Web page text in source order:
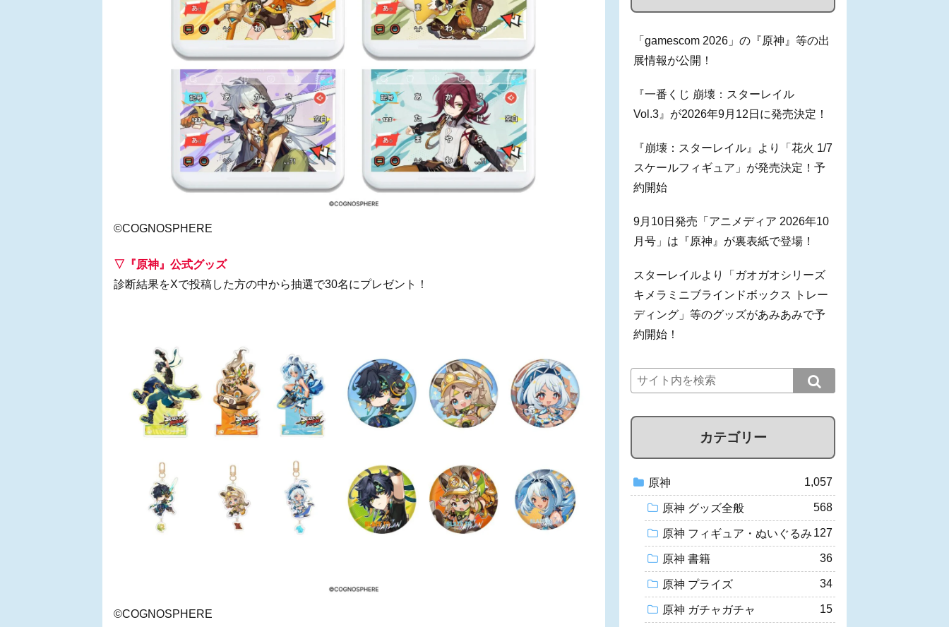
©COGNOSPHERE
▽『原神』公式グッズ
診断結果をXで投稿した方の中から抽選で30名にプレゼント！
©COGNOSPHERE
「gamescom 2026」の『原神』等の出
展情報が公開！
『一番くじ 崩壊：スターレイル
Vol.3』が2026年9月12日に発売決定！
『崩壊：スターレイル』より「花火 1/7
スケールフィギュア」が発売決定！予
約開始
9月10日発売「アニメディア 2026年10
月号」は『原神』が裏表紙で登場！
スターレイルより「ガオガオシリーズ
キメラミニブラインドボックス トレー
ディング」等のグッズがあみあみで予
約開始！
カテゴリー
原神 1,057
原神 グッズ全般 568
原神 フィギュア・ぬいぐるみ 127
原神 書籍 36
原神 プライズ 34
原神 ガチャガチャ 15